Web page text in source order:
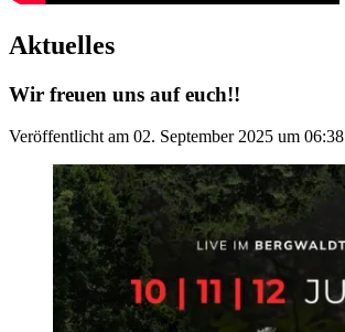
Aktuelles
Wir freuen uns auf euch!!
Veröffentlicht am 02. September 2025 um 06:38